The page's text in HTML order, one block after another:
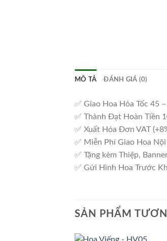
MÔ TẢ ĐÁNH GIÁ (0)
✅ Giao Hoa Hỏa Tốc 45
✅ Thành Đạt Hoàn Tiền
✅ Xuất Hóa Đơn VAT
✅ Miễn Phí Giao Hoa
✅ Tặng kèm Thiệp,
✅ Gửi Hình Hoa Trước
SẢN PHẨM